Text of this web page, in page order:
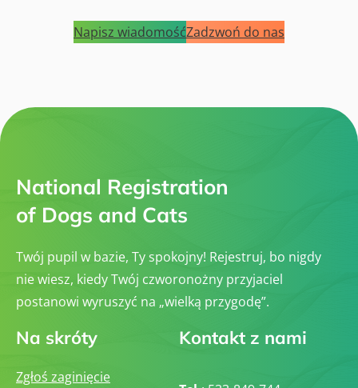
Napisz wiadomośćZadzwoń do nas
National Registration
of Dogs and Cats
Twój pupil w bazie, Ty spokojny! Rejestruj, bo nigdy
nie wiesz, kiedy Twój czworonożny przyjaciel
postanowi wyruszyć na „wielką przygodę”.
Na skróty
Zgłoś zaginięcie
Kontakt z nami